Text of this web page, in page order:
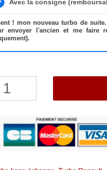
Avec la consigne
! mon nouveau turbo de
envoyer l'ancien et me faire